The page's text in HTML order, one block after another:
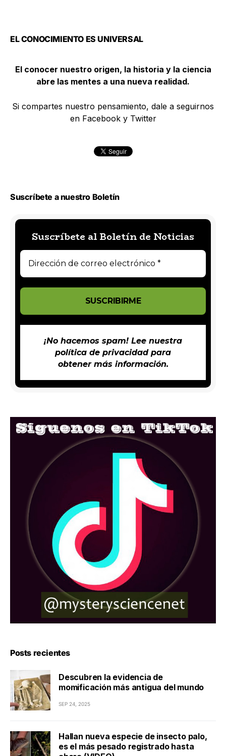
EL CONOCIMIENTO ES UNIVERSAL
El conocer nuestro origen, la historia y la ciencia
abre las mentes a una nueva realidad.
Si compartes nuestro pensamiento, dale a seguirnos
en Facebook y Twitter
Suscríbete a nuestro Boletín
Suscríbete al Boletín de Noticias
¡No hacemos spam! Lee nuestra
política de privacidadpara
obtener más información.
Posts recientes
Descubren la evidencia de
momificación más antigua del mundo
SEP 24, 2025
Hallan nueva especie de insecto palo,
es el más pesado registrado hasta